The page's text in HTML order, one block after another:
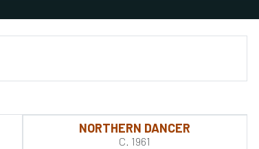
NORTHERN DANCER
C. 1961